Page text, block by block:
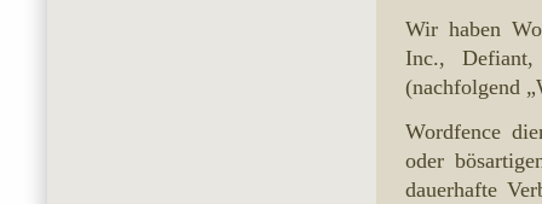
Wir haben
Inc.,
(nachfolgend
Wordfence
oder
dauerhafte